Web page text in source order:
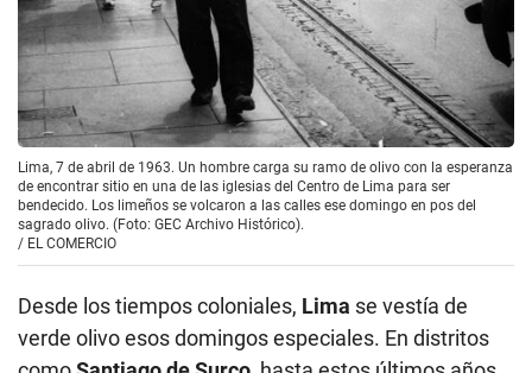
Lima, 7 de abril de 1963. Un hombre carga su ramo de olivo con la esperanza
de encontrar sitio en una de las iglesias del Centro de Lima para ser
bendecido. Los limeños se volcaron a las calles ese domingo en pos del
sagrado olivo. (Foto: GEC Archivo Histórico).
/ EL COMERCIO
Desde los tiempos coloniales, Lima se vestía de
verde olivo esos domingos especiales. En distritos